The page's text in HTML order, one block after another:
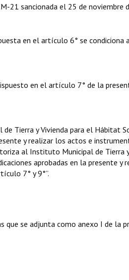
21 sancionada el 25 de noviembre
en el artículo 6° se condiciona
en el artículo 7° de la
Tierra y Vivienda para el Hábitat
y realizar los actos e
al Instituto Municipal de Tierra
aprobadas en la presente y
7° y 9°”.
que se adjunta como anexo I de la